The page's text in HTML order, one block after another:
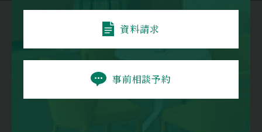
資料請求
事前相談予約